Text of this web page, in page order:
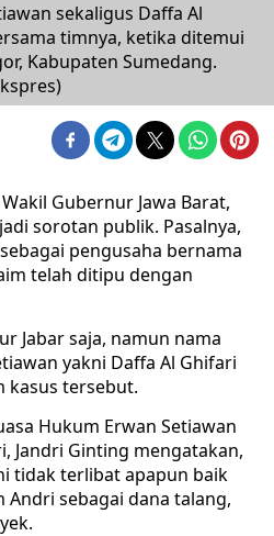
sekaligus Daffa Al
timnya, ketika ditemui
Kabupaten Sumedang.
Gubernur Jawa Barat,
sorotan publik. Pasalnya,
pengusaha bernama
telah ditipu dengan
Jabar saja, namun nama
yakni Daffa Al Ghifari
kasus tersebut.
Hukum Erwan Setiawan
Jandri Ginting mengatakan,
tidak terlibat apapun baik
Andri sebagai dana talang,